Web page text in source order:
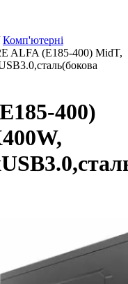
Комп'ютерні
ALFA (E185-400) MidT,
400)